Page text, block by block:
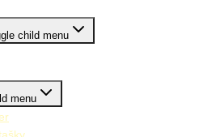
child menu
menu